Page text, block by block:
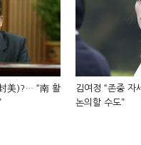
美)?… “南 활
김여정 “존중 자
논의할 수도”